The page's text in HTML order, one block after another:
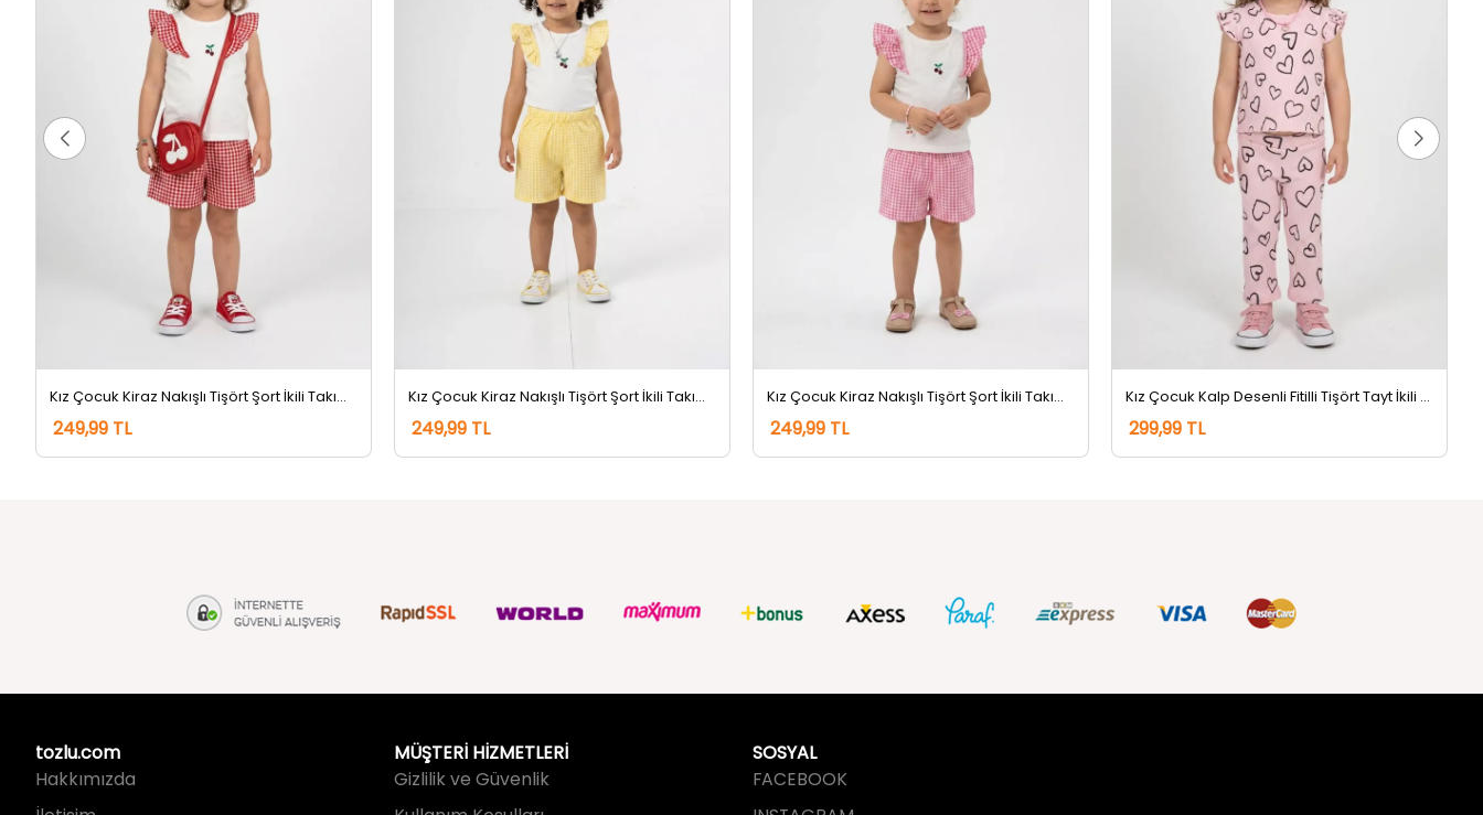
Kız Çocuk Kiraz Nakışlı Tişört Şort İkili Takım Kremkırmızı
249,99 TL
Kız Çocuk Kiraz Nakışlı Tişört Şort İkili Takım Kremsarı
249,99 TL
Kız Çocuk Kiraz Nakışlı Tişört Şort İkili Takım Krempembe
249,99 TL
Kız Çocuk Kalp Desenli Fitilli Tişört Tayt İkili Takım Pembe
299,99 TL
tozlu.com
Hakkımızda
MÜŞTERİ HİZMETLERİ
Gizlilik ve Güvenlik
SOSYAL
FACEBOOK